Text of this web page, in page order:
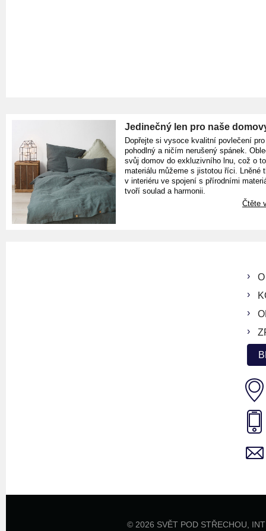
Jedinečný len pro naše
Dopřejte si vysoce kvalitní povlečení pro
pohodlný a ničím nerušený spánek.
svůj domov do exkluzivního lnu, což o
materiálu můžeme s jistotou říci. Lněné
v interiéru ve spojení s přírodními
tvoří soulad a harmonii.
Čtěte
© 2026 SVĚT POD STŘECHOU,